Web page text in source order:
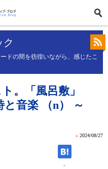
ク
ドの間を彷徨いながら、感じたこ
。「風呂敷」
と音楽 （n） ～
» 2024/08/27
-